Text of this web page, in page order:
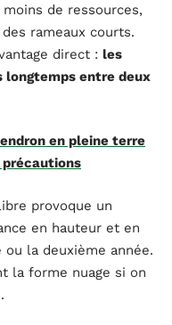
de ressources,
rameaux courts.
direct : les
entre deux
en pleine terre
précautions
provoque un
en hauteur et en
la deuxième année.
la forme nuage si on